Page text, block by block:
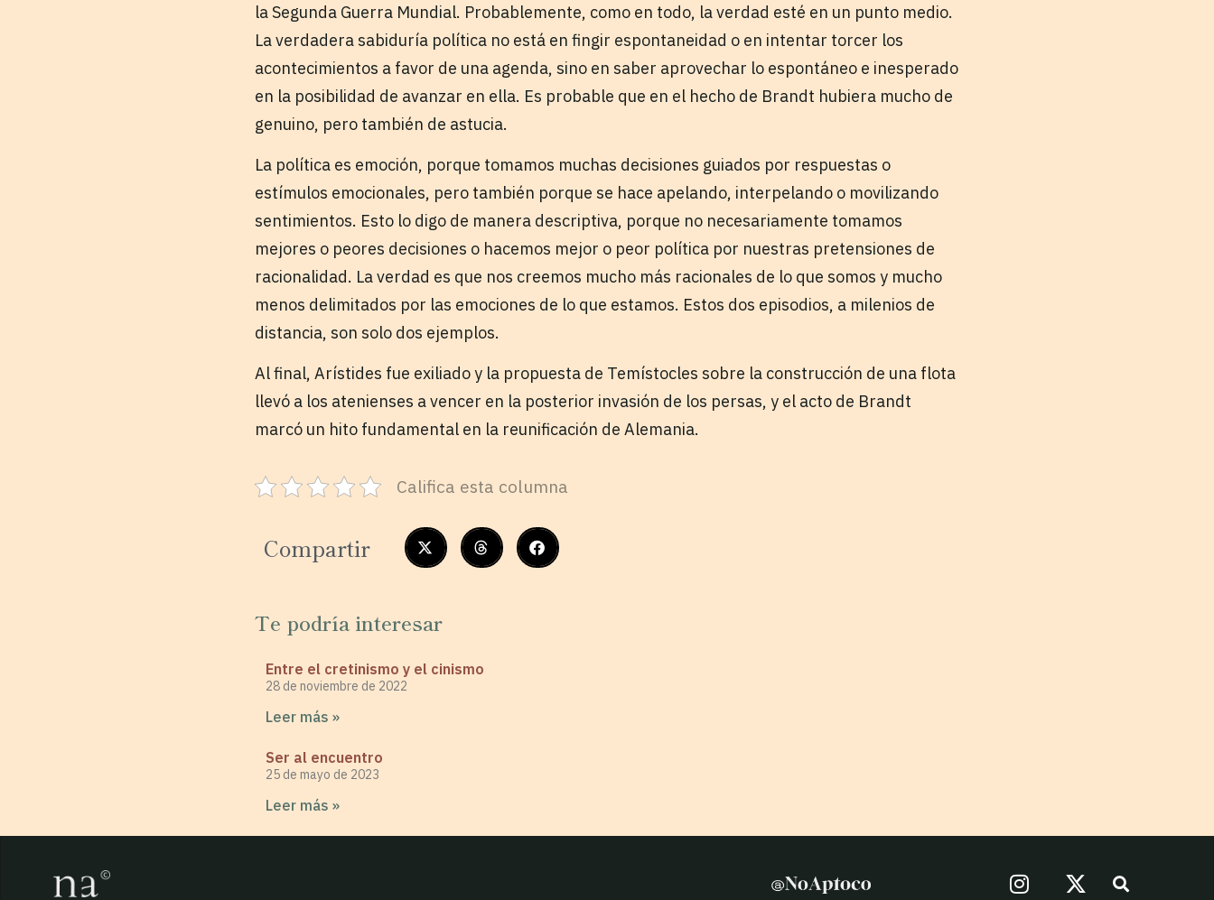
la Segunda Guerra Mundial. Probablemente, como en todo, la verdad esté en un punto medio.
La verdadera sabiduría política no está en fingir espontaneidad o en intentar torcer los
acontecimientos a favor de una agenda, sino en saber aprovechar lo espontáneo e inesperado
en la posibilidad de avanzar en ella. Es probable que en el hecho de Brandt hubiera mucho de
genuino, pero también de astucia.
La política es emoción, porque tomamos muchas decisiones guiados por respuestas o
estímulos emocionales, pero también porque se hace apelando, interpelando o movilizando
sentimientos. Esto lo digo de manera descriptiva, porque no necesariamente tomamos
mejores o peores decisiones o hacemos mejor o peor política por nuestras pretensiones de
racionalidad. La verdad es que nos creemos mucho más racionales de lo que somos y mucho
menos delimitados por las emociones de lo que estamos. Estos dos episodios, a milenios de
distancia, son solo dos ejemplos.
Al final, Arístides fue exiliado y la propuesta de Temístocles sobre la construcción de una flota
llevó a los atenienses a vencer en la posterior invasión de los persas, y el acto de Brandt
marcó un hito fundamental en la reunificación de Alemania.
Califica esta columna
Compartir
Te podría interesar
Entre el cretinismo y el cinismo
28 de noviembre de 2022
Leer más »
Ser al encuentro
25 de mayo de 2023
Leer más »